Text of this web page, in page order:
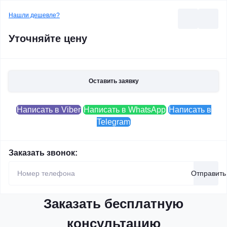
Нашли дешевле?
Уточняйте цену
Оставить заявку
Написать в Viber Написать в WhatsApp Написать в
Telegram
Заказать звонок:
Отправить
Заказать бесплатную
консультацию